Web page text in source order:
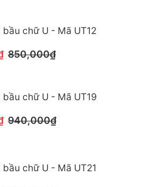
bầu chữ U - Mã UT12
850,000₫
bầu chữ U - Mã UT19
940,000₫
bầu chữ U - Mã UT21